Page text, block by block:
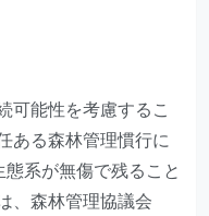
可能性を考慮するこ
ある森林管理慣行に
系が無傷で残ること
、森林管理協議会